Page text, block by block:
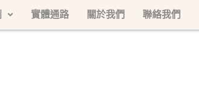
實體通路 關於我們 聯絡我們